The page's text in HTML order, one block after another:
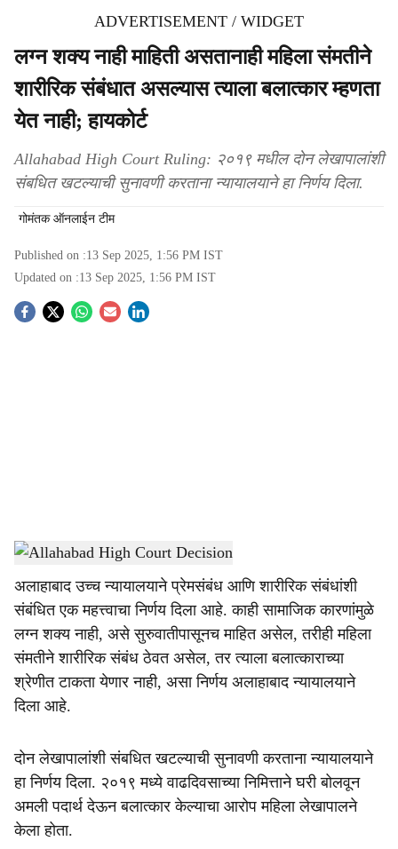
ADVERTISEMENT / WIDGET
लग्न शक्य नाही माहिती असतानाही महिला संमतीने
शारीरिक संबंधात असल्यास त्याला बलात्कार म्हणता
येत नाही; हायकोर्ट
Allahabad High Court Ruling: २०१९ मधील दोन लेखापालांशी
संबधित खटल्याची सुनावणी करताना न्यायालयाने हा निर्णय दिला.
गोमंतक ऑनलाईन टीम
Published on :13 Sep 2025, 1:56 PM IST
Updated on :13 Sep 2025, 1:56 PM IST
S
a
r
e
Allahabad High Court
अलाहाबाद उच्च न्यायालयाने प्रेमसंबंध आणि शारीरिक संबंधांशी
संबंधित एक महत्त्वाचा निर्णय दिला आहे. काही सामाजिक कारणांमुळे
लग्न शक्य नाही, असे सुरुवातीपासूनच माहित असेल, तरीही महिला
संमतीने शारीरिक संबंध ठेवत असेल, तर त्याला बलात्काराच्या
श्रेणीत टाकता येणार नाही, असा निर्णय अलाहाबाद न्यायालयाने
दिला आहे.
दोन लेखापालांशी संबधित खटल्याची सुनावणी करताना न्यायालयाने
हा निर्णय दिला. २०१९ मध्ये वाढदिवसाच्या निमित्ताने घरी बोलवून
अमली पदार्थ देऊन बलात्कार केल्याचा आरोप महिला लेखापालने
केला होता.